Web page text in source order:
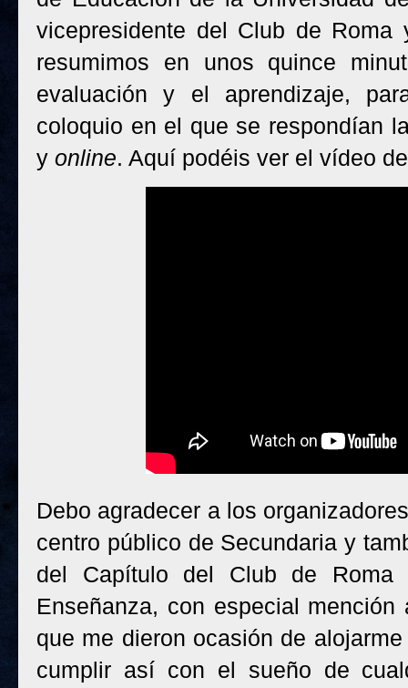
vicepresidente del Club de
resumimos en unos quince
evaluación y el aprendizaje,
coloquio en el que se respondían
y online. Aquí podéis ver el vídeo
Debo agradecer a los
centro público de Secundaria y
del Capítulo del Club de
Enseñanza, con especial
que me dieron ocasión de
cumplir así con el sueño de